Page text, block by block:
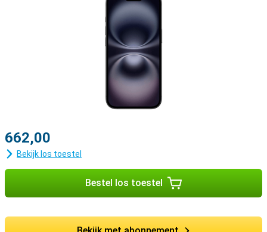
662,00
Bekijk los toestel
Bestel los toestel